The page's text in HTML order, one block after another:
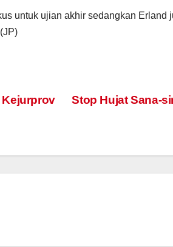
untuk ujian akhir sedangkan Erland
Stop Hujat Sana-
Kejurprov